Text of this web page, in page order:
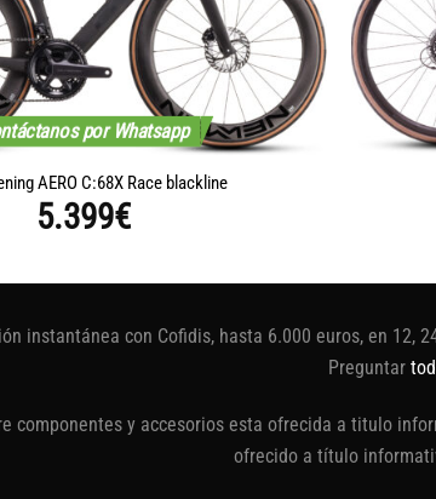
por Whatsapp
AERO C:68X Race blackline
5.399€
instantánea con Cofidis, hasta 6.000 euros, en 12,
Preguntar
componentes y accesorios esta ofrecida a titulo
ofrecido a título